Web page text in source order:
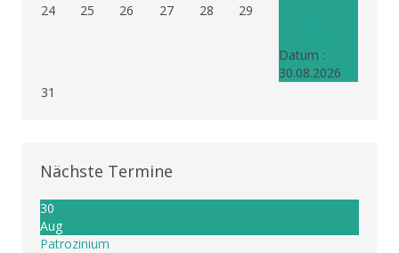
24 25 26 27 28 29
Datum :
30.08.2026
31
Nächste Termine
30
Aug
Patrozinium